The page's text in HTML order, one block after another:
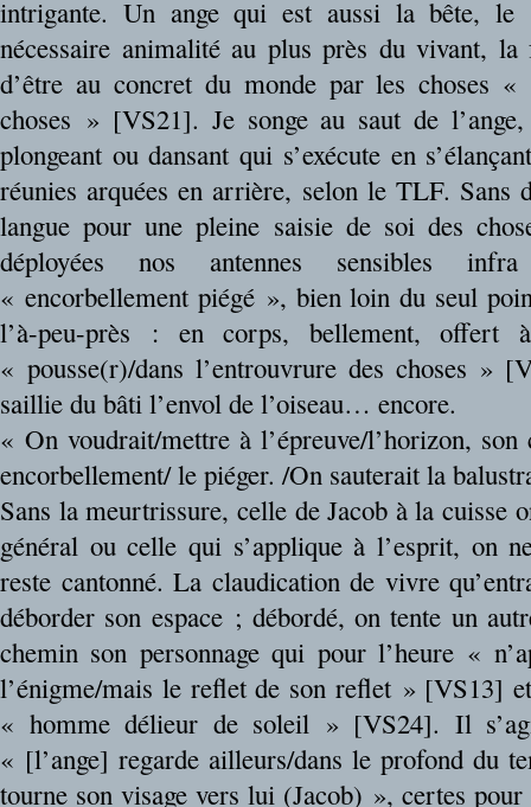
intrigante. Un ange qui est aussi la bête,
nécessaire animalité au plus près du vivant,
d’être au concret du monde par les choses
choses » [VS21]. Je songe au saut de
plongeant ou dansant qui s’exécute en
réunies arquées en arrière, selon le TLF. Sans
langue pour une pleine saisie de soi des
déployées nos antennes sensibles
« encorbellement piégé », bien loin du seul
l’à-peu-près : en corps, bellement, offert
« pousse(r)/dans l’entrouvrure des choses »
saillie du bâti l’envol de l’oiseau… encore.
« On voudrait/mettre à l’épreuve/l’horizon,
encorbellement/ le piéger. /On sauterait la
Sans la meurtrissure, celle de Jacob à la cuisse
général ou celle qui s’applique à l’esprit, on
reste cantonné. La claudication de vivre
déborder son espace ; débordé, on tente un
chemin son personnage qui pour l’heure «
l’énigme/mais le reflet de son reflet » [VS13]
« homme délieur de soleil » [VS24]. Il
« [l’ange] regarde ailleurs/dans le profond du
tourne son visage vers lui (Jacob) », certes